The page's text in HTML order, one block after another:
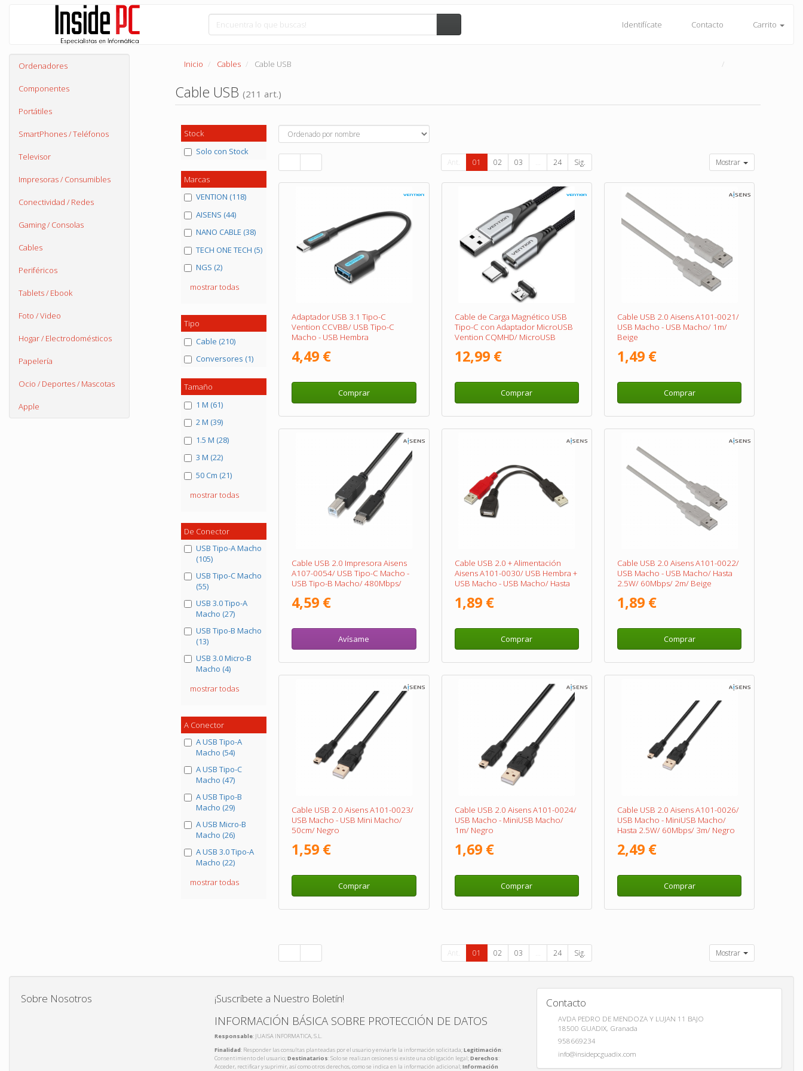
Identifícate Contacto Carrito
Ordenadores
Componentes
Portátiles
SmartPhones / Teléfonos
Televisor
Impresoras / Consumibles
Conectividad / Redes
Gaming / Consolas
Cables
Periféricos
Tablets / Ebook
Foto / Video
Hogar / Electrodomésticos
Papelería
Ocio / Deportes / Mascotas
Apple
Inicio Cables Cable USB
Cable USB (211 art.)
Stock
Solo con Stock
Marcas
VENTION (118)
AISENS (44)
NANO CABLE (38)
TECH ONE TECH (5)
NGS (2)
mostrar todas
Tipo
Cable (210)
Conversores (1)
Tamaño
1 M (61)
2 M (39)
1.5 M (28)
3 M (22)
50 Cm (21)
mostrar todas
De Conector
USB Tipo-A Macho
(105)
USB Tipo-C Macho
(55)
USB 3.0 Tipo-A
Macho (27)
USB Tipo-B Macho
(13)
USB 3.0 Micro-B
Macho (4)
mostrar todas
A Conector
A USB Tipo-A
Macho (54)
A USB Tipo-C
Macho (47)
A USB Tipo-B
Macho (29)
A USB Micro-B
Macho (26)
A USB 3.0 Tipo-A
Macho (22)
mostrar todas
Ant. 01 02 03 ... 24 Sig. Mostrar
Adaptador USB 3.1 Tipo-C
Vention CCVBB/ USB Tipo-C
Macho - USB Hembra
4,49 €
Comprar
Cable de Carga Magnético USB
Tipo-C con Adaptador MicroUSB
Vention CQMHD/ MicroUSB
Macho/ Hasta 60W/ 480Mbps/
12,99 €
Comprar
Cable USB 2.0 Aisens A101-0021/
USB Macho - USB Macho/ 1m/
Beige
1,49 €
Comprar
Cable USB 2.0 Impresora Aisens
A107-0054/ USB Tipo-C Macho -
USB Tipo-B Macho/ 480Mbps/
4,59 €
Avísame
Cable USB 2.0 + Alimentación
Aisens A101-0030/ USB Hembra +
USB Macho - USB Macho/ Hasta
Rojo
1,89 €
Comprar
Cable USB 2.0 Aisens A101-0022/
USB Macho - USB Macho/ Hasta
2.5W/ 60Mbps/ 2m/ Beige
1,89 €
Comprar
Cable USB 2.0 Aisens A101-0023/
USB Macho - USB Mini Macho/
50cm/ Negro
1,59 €
Comprar
Cable USB 2.0 Aisens A101-0024/
USB Macho - MiniUSB Macho/
1m/ Negro
1,69 €
Comprar
Cable USB 2.0 Aisens A101-0026/
USB Macho - MiniUSB Macho/
Hasta 2.5W/ 60Mbps/ 3m/ Negro
2,49 €
Comprar
Ant. 01 02 03 ... 24 Sig. Mostrar
Sobre Nosotros ¡Suscríbete a Nuestro Boletín!
INFORMACIÓN BÁSICA SOBRE PROTECCIÓN DE DATOS
Responsable: JUAISA INFORMATICA, S.L.
Finalidad: Responder las consultas planteadas por el usuario y enviarle la información solicitada;Legitimación:
Consentimiento del usuario;Destinatarios: Solo se realizan cesiones si existe una obligación legal;Derechos:
Acceder, rectificar y suprimir, así como otros derechos, como se indica en la información adicional;Información
Contacto
AVDA PEDRO DE MENDOZA Y LUJAN 11 BAJO
18500 GUADIX, Granada
958669234
info@insidepcguadix.com